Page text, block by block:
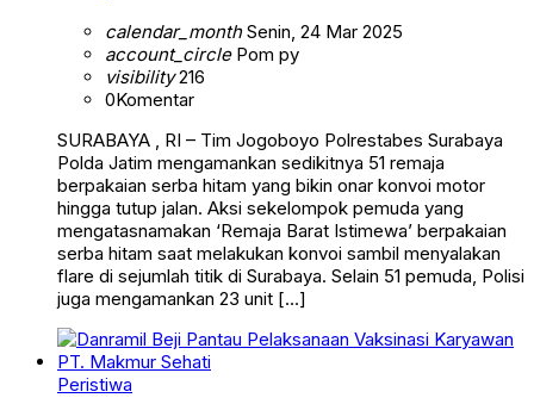
calendar_monthSenin, 24 Mar 2025
account_circlePom py
visibility216
0Komentar
SURABAYA , RI – Tim Jogoboyo Polrestabes Surabaya
Polda Jatim mengamankan sedikitnya 51 remaja
berpakaian serba hitam yang bikin onar konvoi motor
hingga tutup jalan. Aksi sekelompok pemuda yang
mengatasnamakan ‘Remaja Barat Istimewa’ berpakaian
serba hitam saat melakukan konvoi sambil menyalakan
flare di sejumlah titik di Surabaya. Selain 51 pemuda, Polisi
juga mengamankan 23 unit […]
Peristiwa